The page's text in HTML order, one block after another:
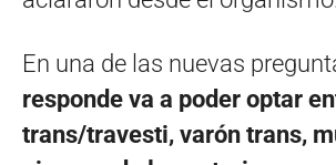
En una de las nuevas
responde va a poder optar
trans/travesti, varón trans,